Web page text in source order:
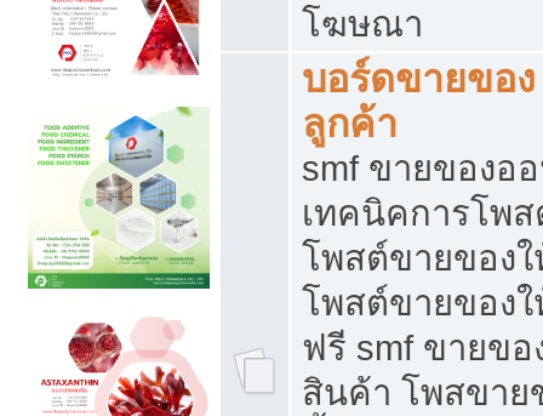
โฆษณา
บอร์ดขายของ
ลูกค้า
smf ขายของอ
เทคนิคการโพ
โพสต์ขายของ
โพสต์ขายของ
ฟรี smf ขายข
สินค้า โพสขาย